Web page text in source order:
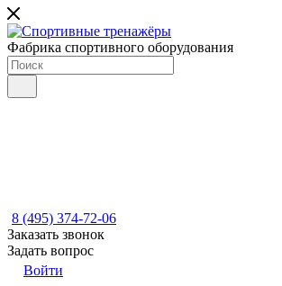
Фабрика спортивного оборудования
8 (495) 374-72-06
Заказать звонок
Задать вопрос
Войти